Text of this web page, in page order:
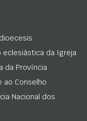
eclesiástica da Igreja
da Província
ao Conselho
Nacional dos